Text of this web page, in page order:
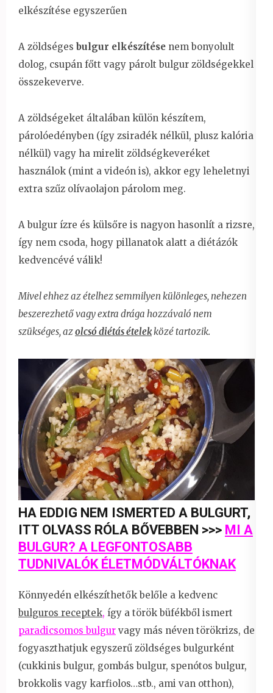
elkészítése egyszerűen
A zöldséges bulgur elkészítése nem bonyolult
dolog, csupán főtt vagy párolt bulgur zöldségekkel
összekeverve.
A zöldségeket általában külön készítem,
párolóedényben (így zsiradék nélkül, plusz kalória
nélkül) vagy ha mirelit zöldségkeveréket
használok (mint a videón is), akkor egy leheletnyi
extra szűz olívaolajon párolom meg.
A bulgur ízre és külsőre is nagyon hasonlít a rizsre,
így nem csoda, hogy pillanatok alatt a diétázók
kedvencévé válik!
Mivel ehhez az ételhez semmilyen különleges, nehezen
beszerezhető vagy extra drága hozzávaló nem
szükséges, azolcsó diétás ételekközé tartozik.
HA EDDIG NEM ISMERTED A BULGURT,
ITT OLVASS RÓLA BŐVEBBEN >>> MI A
BULGUR? A LEGFONTOSABB
TUDNIVALÓK ÉLETMÓDVÁLTÓKNAK
Könnyedén elkészíthetők belőle a kedvenc
bulguros receptek, így a török büfékből ismert
paradicsomos bulgur vagy más néven törökrizs, de
fogyaszthatjuk egyszerű zöldséges bulgurként
(cukkinis bulgur, gombás bulgur, spenótos bulgur,
brokkolis vagy karfiolos…stb., ami van otthon),